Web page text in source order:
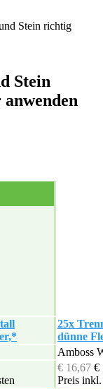
Stein richtig
Stein
25x
dünne
Amboss
€ 16,67 €
Preis